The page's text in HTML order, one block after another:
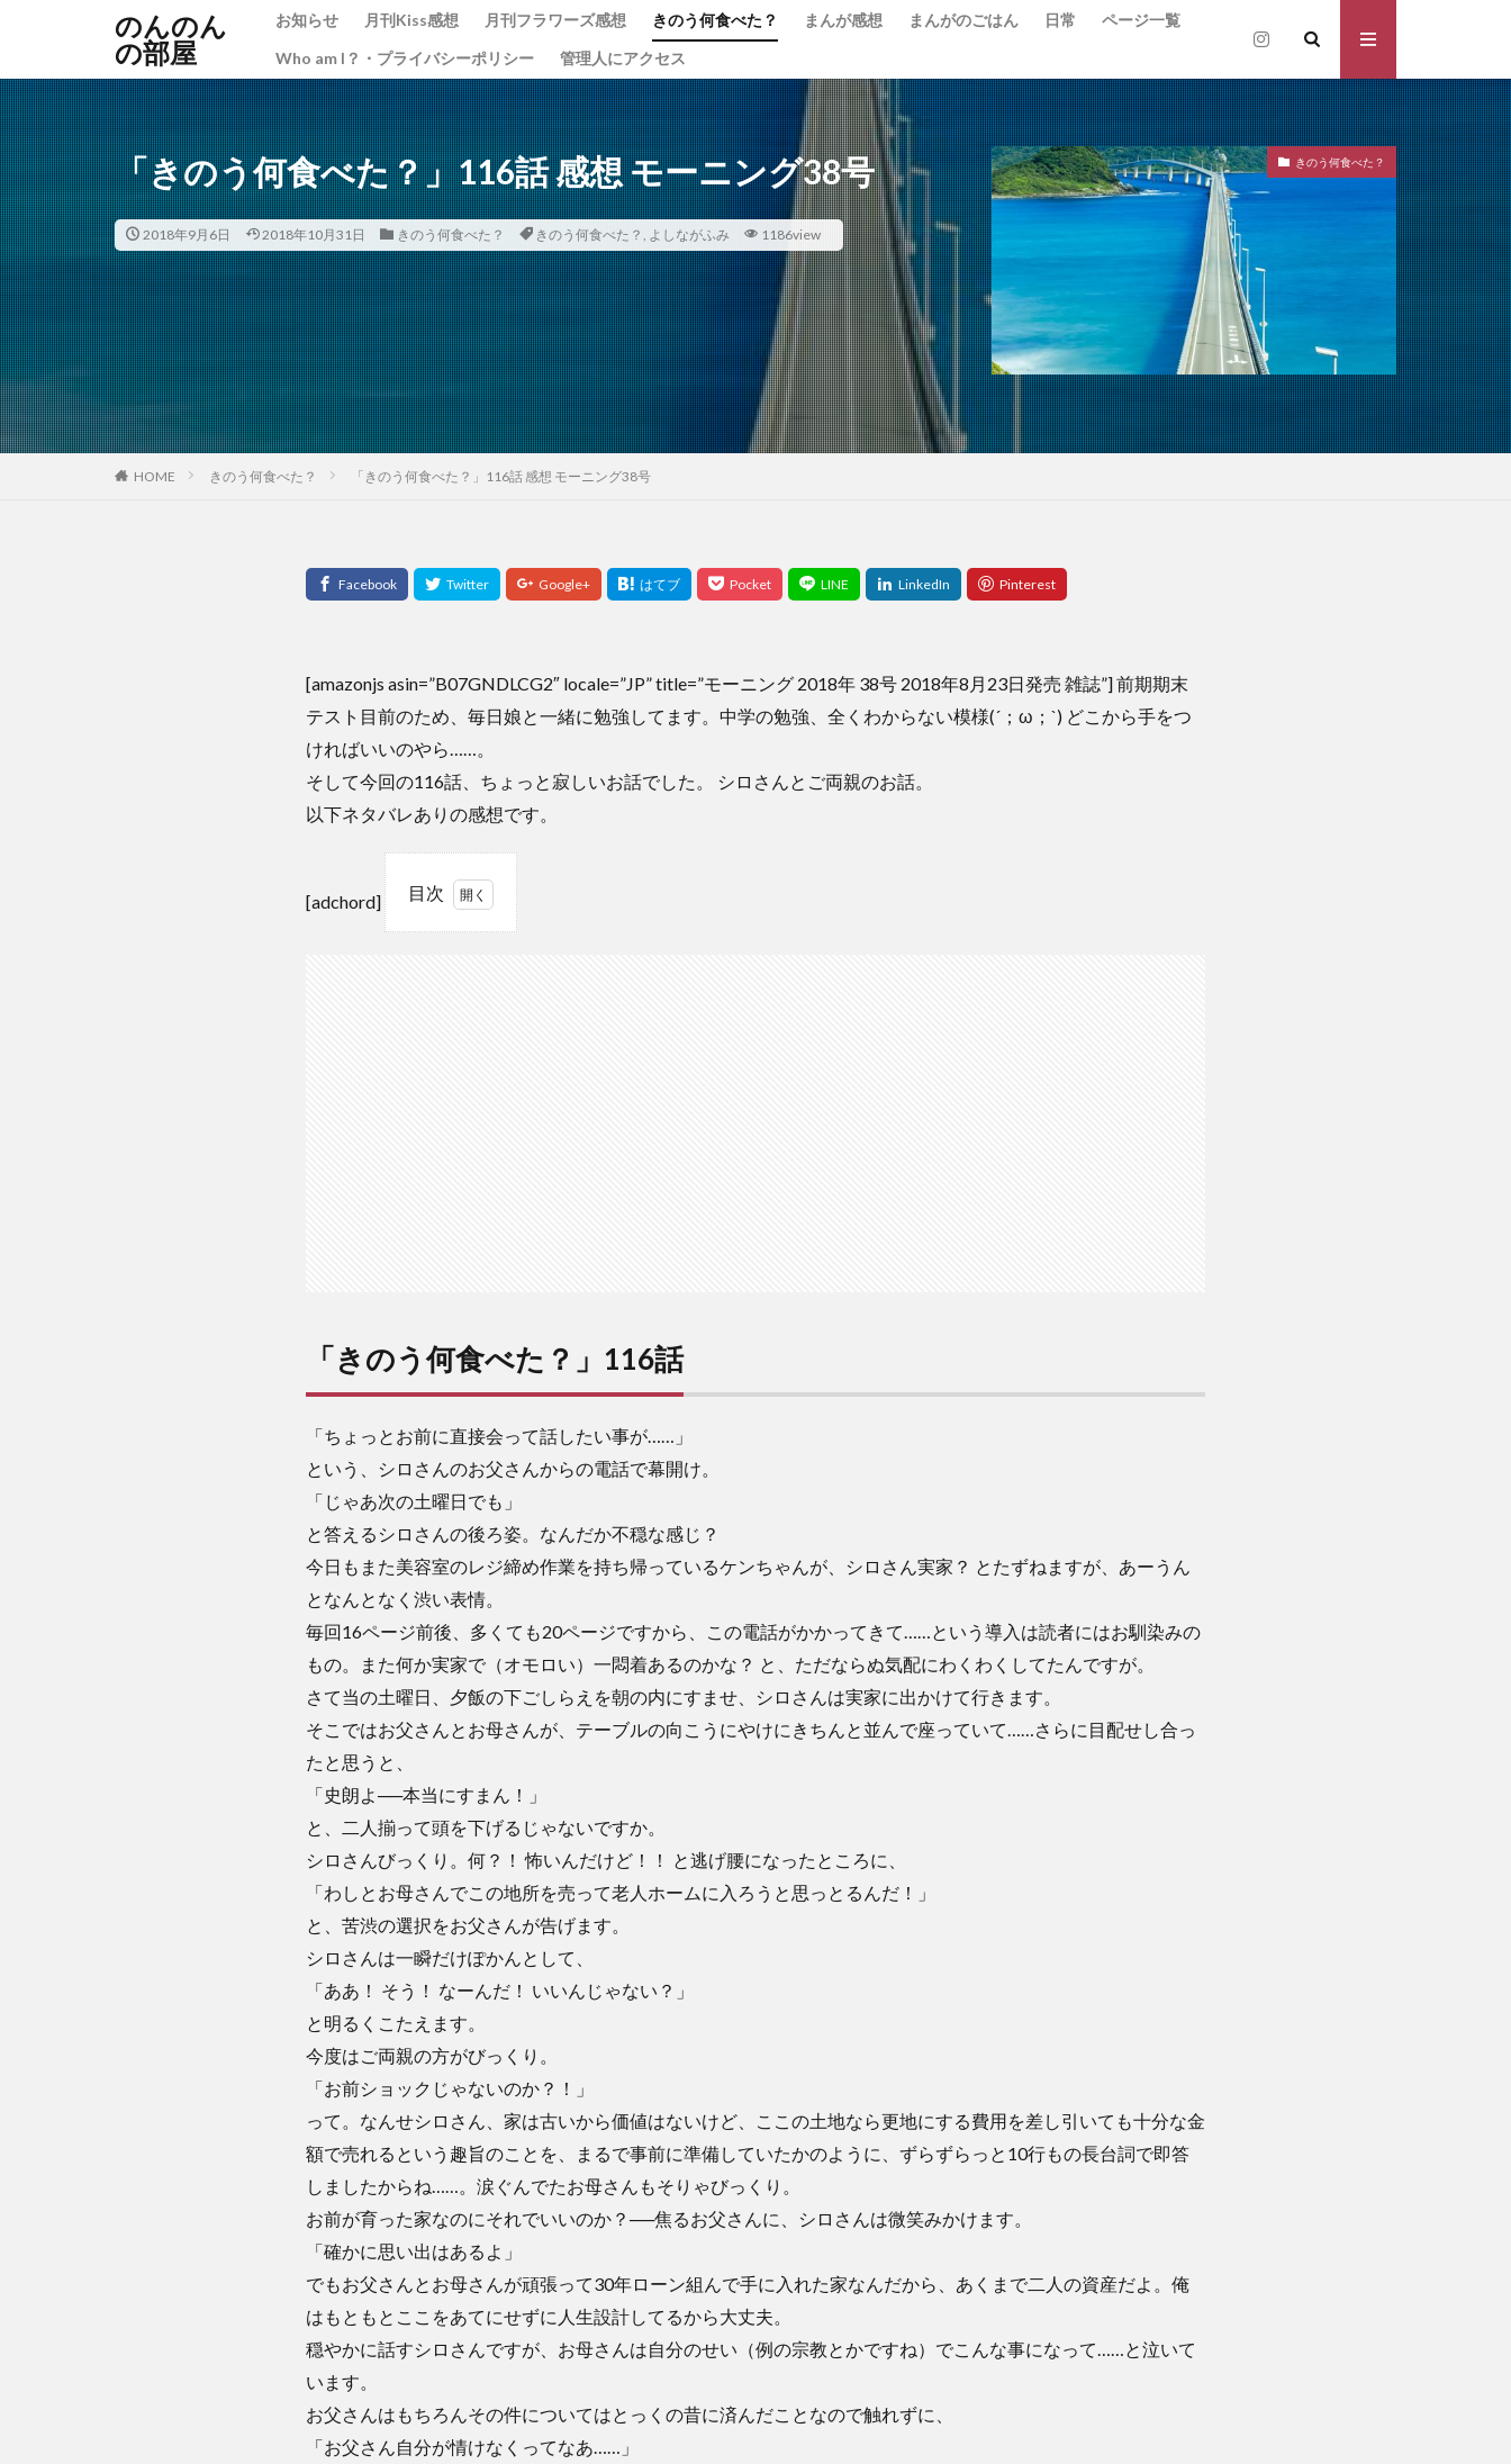
のんのん
の部屋
お知らせ 月刊Kiss感想 月刊フラワーズ感想 きのう何食べた？ まんが感想 まんがのごはん 日常
ページ一覧
Who am I？・プライバシーポリシー
管理人にアクセス
「きのう何食べた？」116話 感想 モーニング38号
2018年9月6日 2018年10月31日 きのう何食べた？ きのう何食べた？ , よしながふみ 1186view
きのう何食べた？
HOME きのう何食べた？ 「きのう何食べた？」116話 感想 モーニング38号
[amazonjs asin=”B07GNDLCG2″ locale=”JP” title=”モーニング 2018年 38号 2018年8月23日発売 雑誌”] 前期期末
テスト目前のため、毎日娘と一緒に勉強してます。中学の勉強、全くわからない模様(´；ω；`) どこから手をつ
ければいいのやら……。
そして今回の116話、ちょっと寂しいお話でした。 シロさんとご両親のお話。
以下ネタバレありの感想です。
[adchord] 目次
「きのう何食べた？」116話
「ちょっとお前に直接会って話したい事が……」
という、シロさんのお父さんからの電話で幕開け。
「じゃあ次の土曜日でも」
と答えるシロさんの後ろ姿。なんだか不穏な感じ？
今日もまた美容室のレジ締め作業を持ち帰っているケンちゃんが、シロさん実家？ とたずねますが、あーうん
となんとなく渋い表情。
毎回16ページ前後、多くても20ページですから、この電話がかかってきて……という導入は読者にはお馴染みの
もの。また何か実家で（オモロい）一悶着あるのかな？ と、ただならぬ気配にわくわくしてたんですが。
さて当の土曜日、夕飯の下ごしらえを朝の内にすませ、シロさんは実家に出かけて行きます。
そこではお父さんとお母さんが、テーブルの向こうにやけにきちんと並んで座っていて……さらに目配せし合っ
たと思うと、
「史朗よ──本当にすまん！」
と、二人揃って頭を下げるじゃないですか。
シロさんびっくり。何？！ 怖いんだけど！！ と逃げ腰になったところに、
「わしとお母さんでこの地所を売って老人ホームに入ろうと思っとるんだ！」
と、苦渋の選択をお父さんが告げます。
シロさんは一瞬だけぽかんとして、
「ああ！ そう！ なーんだ！ いいんじゃない？」
と明るくこたえます。
今度はご両親の方がびっくり。
「お前ショックじゃないのか？！」
って。なんせシロさん、家は古いから価値はないけど、ここの土地なら更地にする費用を差し引いても十分な金
額で売れるという趣旨のことを、まるで事前に準備していたかのように、ずらずらっと10行もの長台詞で即答
しましたからね……。涙ぐんでたお母さんもそりゃびっくり。
お前が育った家なのにそれでいいのか？──焦るお父さんに、シロさんは微笑みかけます。
「確かに思い出はあるよ」
でもお父さんとお母さんが頑張って30年ローン組んで手に入れた家なんだから、あくまで二人の資産だよ。俺
はもともとここをあてにせずに人生設計してるから大丈夫。
穏やかに話すシロさんですが、お母さんは自分のせい（例の宗教とかですね）でこんな事になって……と泣いて
います。
お父さんはもちろんその件についてはとっくの昔に済んだことなので触れずに、
「お父さん自分が情けなくってなあ……」